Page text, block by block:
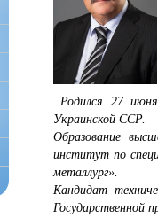
Родился 27
Украинской ССР.
Образование
институт по
металлург».
Кандидат
Государственной